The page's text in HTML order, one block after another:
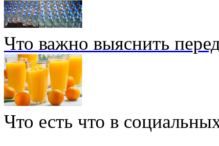
Что важно выяснить
Что есть что в